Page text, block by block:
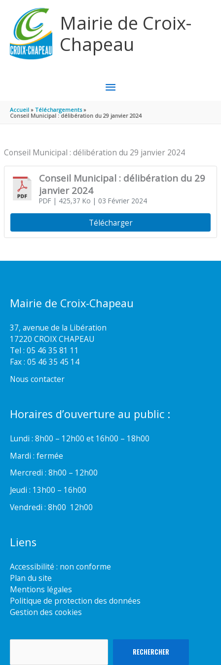
Mairie de Croix-
Chapeau
MENU
PRINCIPAL
Accueil
Téléchargements
Conseil Municipal : délibération du 29 janvier 2024
Conseil Municipal : délibération du 29 janvier 2024
Conseil Municipal : délibération du 29
janvier 2024
PDF| 425,37 Ko | 03 Février 2024
Télécharger
Mairie de Croix-Chapeau
37, avenue de la Libération
17220 CROIX CHAPEAU
Tel : 05 46 35 81 11
Fax : 05 46 35 45 14
Nous contacter
Horaires d’ouverture au public :
Lundi : 8h00 – 12h00 et 16h00 – 18h00
Mardi : fermée
Mercredi : 8h00 – 12h00
Jeudi : 13h00 – 16h00
Vendredi : 8h00  12h00
Liens
Accessibilité : non conforme
Plan du site
Mentions légales
Politique de protection des données
Gestion des cookies
RECHERCHER